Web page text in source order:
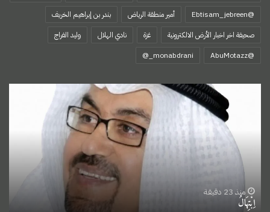
@Ebtisam_jebreen
أمير منطقة الرياض
بندر بن إبراهيم الخريف
صحيفة اخر اخبار الأرض الالكترونية
غزة نادي الهلال
وليد الفراج
‏@AbuMotazz
منذ 23 دقيقة
اِبْتِهَالُ